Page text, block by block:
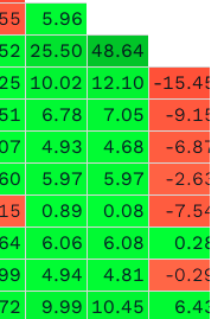
5.96
25.50 48.64
10.02 12.10 -15.45
6.78 7.05
-9.15
4.93 4.68
-6.87
5.97 5.97
-2.63
0.89 0.08
-7.54
6.06 6.08
0.28
4.94 4.81
-0.29
9.99 10.45
6.43